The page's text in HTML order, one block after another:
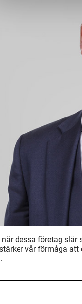
dessa företag
vår förmåga att